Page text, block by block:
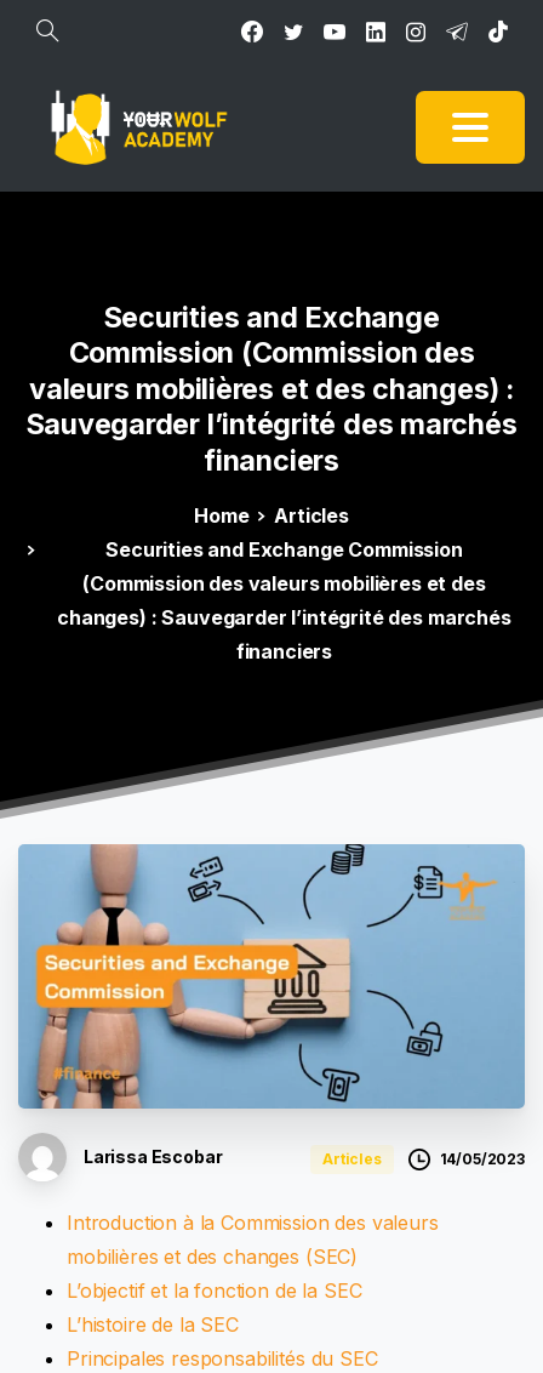
Securities and Exchange
Commission (Commission des
valeurs mobilières et des changes) :
Sauvegarder l’intégrité des marchés
financiers
Home
Articles
Securities and Exchange Commission
(Commission des valeurs mobilières et des
changes) : Sauvegarder l’intégrité des marchés
financiers
Larissa Escobar Articles 14/05/2023
Introduction à la Commission des valeurs
mobilières et des changes (SEC)
L’objectif et la fonction de la SEC
L’histoire de la SEC
Principales responsabilités du SEC